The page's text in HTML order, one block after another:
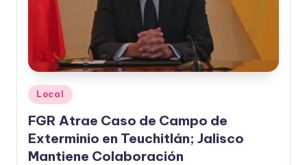
Publicado
en
Local
FGR Atrae Caso de Campo de
Exterminio en Teuchitlán; Jalisco
Mantiene Colaboración